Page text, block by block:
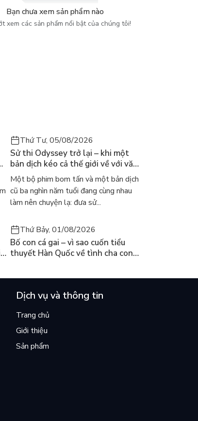
Bạn chưa xem sản phẩm nào
xem các sản phẩm nổi bật của chúng tôi!
Thứ Tư, 05/08/2026
Sử thi Odyssey trở lại – khi một
bản dịch kéo cả thế giới về với văn
học kinh điển
Một bộ phim bom tấn và một bản dịch
cũ ba nghìn năm tuổi đang cùng nhau
làm nên chuyện lạ: đưa sử...
Thứ Bảy, 01/08/2026
Bố con cá gai – vì sao cuốn tiểu
thuyết Hàn Quốc về tình cha con
Dịch vụ và thông tin
Trang chủ
Giới thiệu
Sản phẩm